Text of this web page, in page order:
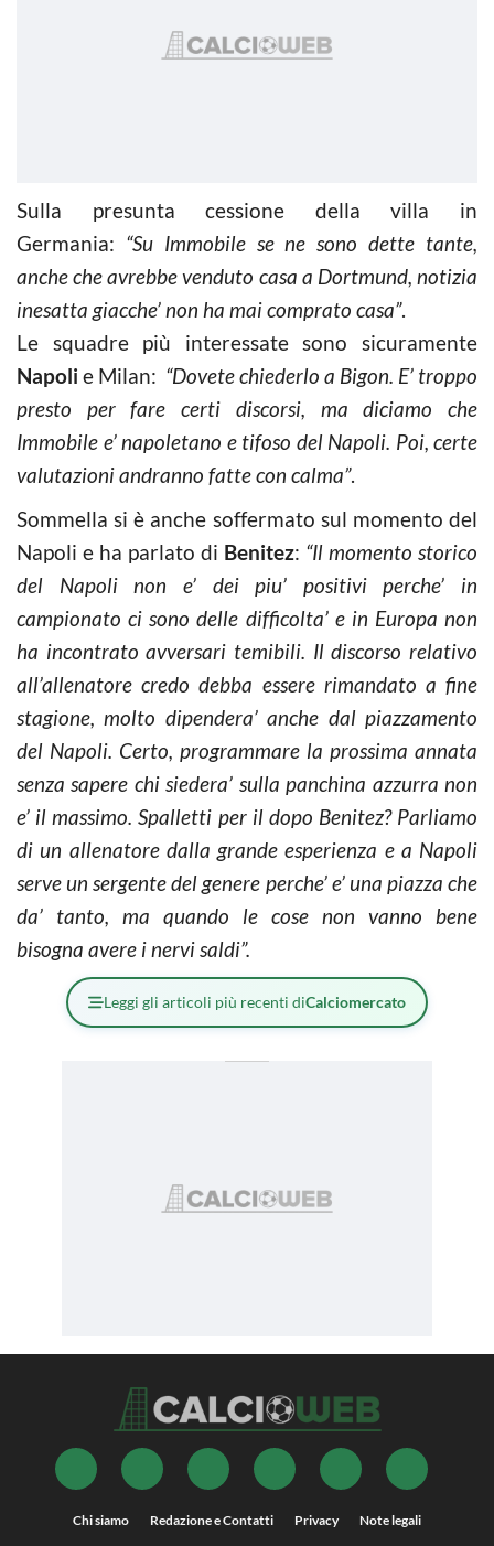
Sulla presunta cessione della villa in
Germania: “Su Immobile se ne sono dette tante,
anche che avrebbe venduto casa a Dortmund, notizia
inesatta giacche’ non ha mai comprato casa”.
Le squadre più interessate sono sicuramente
Napoli e Milan: “Dovete chiederlo a Bigon. E’ troppo
presto per fare certi discorsi, ma diciamo che
Immobile e’ napoletano e tifoso del Napoli. Poi, certe
valutazioni andranno fatte con calma”.
Sommella si è anche soffermato sul momento del
Napoli e ha parlato di Benitez: “Il momento storico
del Napoli non e’ dei piu’ positivi perche’ in
campionato ci sono delle difficolta’ e in Europa non
ha incontrato avversari temibili. Il discorso relativo
all’allenatore credo debba essere rimandato a fine
stagione, molto dipendera’ anche dal piazzamento
del Napoli. Certo, programmare la prossima annata
senza sapere chi siedera’ sulla panchina azzurra non
e’ il massimo. Spalletti per il dopo Benitez? Parliamo
di un allenatore dalla grande esperienza e a Napoli
serve un sergente del genere perche’ e’ una piazza che
da’ tanto, ma quando le cose non vanno bene
bisogna avere i nervi saldi”.
Leggi gli articoli più recenti diCalciomercato
Chi siamo Redazione e Contatti Privacy Note legali